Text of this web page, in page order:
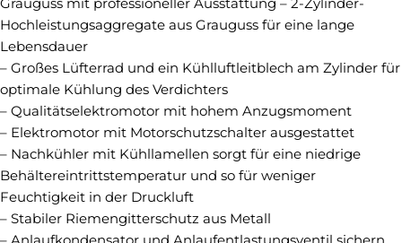
Hochleistungsaggregate aus Grauguss für eine lange
Lebensdauer
– Großes Lüfterrad und ein Kühlluftleitblech am Zylinder für
optimale Kühlung des Verdichters
– Qualitätselektromotor mit hohem Anzugsmoment
– Elektromotor mit Motorschutzschalter ausgestattet
– Nachkühler mit Kühllamellen sorgt für eine niedrige
Behältereintrittstemperatur und so für weniger
Feuchtigkeit in der Druckluft
– Stabiler Riemengitterschutz aus Metall